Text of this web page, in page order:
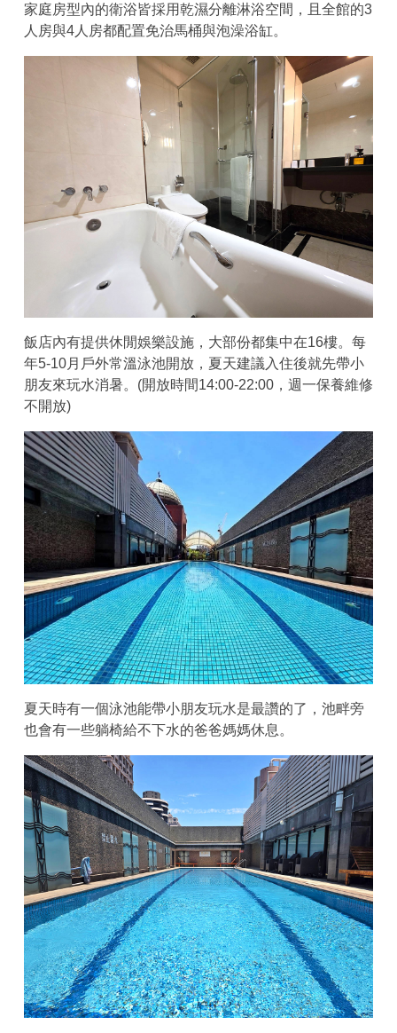
家庭房型內的衛浴皆採用乾濕分離淋浴空間，且全館的3
人房與4人房都配置免治馬桶與泡澡浴缸。
飯店內有提供休閒娛樂設施，大部份都集中在16樓。每
年5-10月戶外常溫泳池開放，夏天建議入住後就先帶小
朋友來玩水消暑。(開放時間14:00-22:00，週一保養維修
不開放)
夏天時有一個泳池能帶小朋友玩水是最讚的了，池畔旁
也會有一些躺椅給不下水的爸爸媽媽休息。